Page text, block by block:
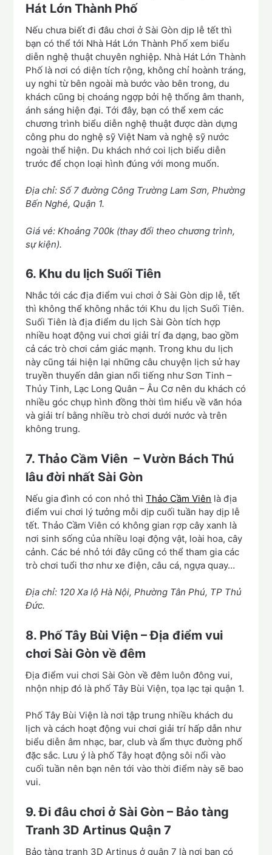
Hát Lớn Thành Phố
Nếu chưa biết đi đâu chơi ở Sài Gòn dịp lễ tết thì
bạn có thể tới Nhà Hát Lớn Thành Phố xem biểu
diễn nghệ thuật chuyên nghiệp. Nhà Hát Lớn Thành
Phố là nơi có diện tích rộng, không chỉ hoành tráng,
uy nghi từ bên ngoài mà bước vào bên trong, du
khách cũng bị choáng ngợp bởi hệ thống âm thanh,
ánh sáng hiện đại. Tới đây, bạn có thể xem các
chương trình biểu diễn nghệ thuật được dàn dựng
công phu do nghệ sỹ Việt Nam và nghệ sỹ nước
ngoài thể hiện. Du khách nhớ coi lịch biểu diễn
trước để chọn loại hình đúng với mong muốn.
Địa chỉ: Số 7 đường Công Trường Lam Sơn, Phường
Bến Nghé, Quận 1.
Giá vé: Khoảng 700k (thay đổi theo chương trình,
sự kiện).
6. Khu du lịch Suối Tiên
Nhắc tới các địa điểm vui chơi ở Sài Gòn dịp lễ, tết
thì không thể không nhắc tới Khu du lịch Suối Tiên.
Suối Tiên là địa điểm du lịch Sài Gòn tích hợp
nhiều hoạt động vui chơi giải trí đa dạng, bao gồm
cả các trò chơi cảm giác mạnh. Trong khu du lịch
này cũng tái hiện lại những câu chuyện lịch sử hay
truyền thuyến dân gian nổi tiếng như Sơn Tinh –
Thủy Tinh, Lạc Long Quân – Âu Cơ nên du khách có
nhiều góc chụp hình đồng thời tìm hiểu về văn hóa
và giải trí bằng nhiều trò chơi dưới nước và trên
không trung.
7. Thảo Cầm Viên – Vườn Bách Thú
lâu đời nhất Sài Gòn
Nếu gia đình có con nhỏ thìThảo Cầm Viên là địa
điểm vui chơi lý tưởng mỗi dịp cuối tuần hay dịp lễ
tết. Thảo Cầm Viên có không gian rợp cây xanh là
nơi sinh sống của nhiều loại động vật, loài hoa, cây
cảnh. Các bé nhỏ tới đây cũng có thể tham gia các
trò chơi tuổi thơ như xe điện, câu cá, ngựa quay…
Địa chỉ: 120 Xa lộ Hà Nội, Phường Tân Phú, TP Thủ
Đức.
8. Phố Tây Bùi Viện – Địa điểm vui
chơi Sài Gòn về đêm
Địa điểm vui chơi Sài Gòn về đêm luôn đông vui,
nhộn nhịp đó là phố Tây Bùi Viện, tọa lạc tại quận 1.
Phố Tây Bùi Viện là nơi tập trung nhiều khách du
lịch và cách hoạt động vui chơi giải trí hấp dẫn như
biểu diễn âm nhạc, bar, club và ẩm thực đường phố
đặc sắc. Lưu ý là phố Tây hoạt động sôi nổi vào
cuối tuần nên bạn nên tới vào thời điểm này sẽ bao
vui.
9. Đi đâu chơi ở Sài Gòn – Bảo tàng
Tranh 3D Artinus Quận 7
Bảo tàng tranh 3D Artinus ở quận 7 là nơi bạn có